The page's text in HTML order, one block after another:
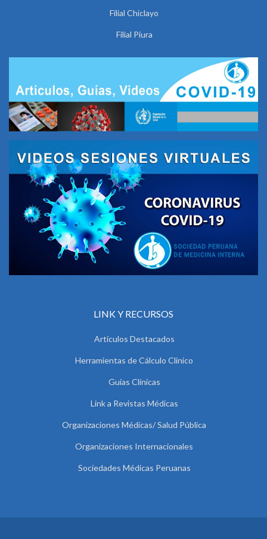
Filial Chiclayo
Filial Piura
LINK Y RECURSOS
Artículos Destacados
Herramientas de Cálculo Clínico
Guías Clínicas
Link a Revistas Médicas
Organizaciones Médicas/ Salud Pública
Organizaciones Internacionales
Sociedades Médicas Peruanas